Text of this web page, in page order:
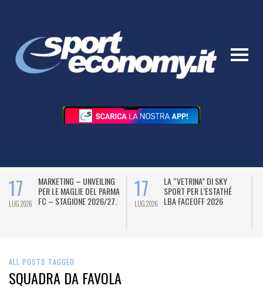
17
LUG 2026
MARKETING – UNVEILING
PER LE MAGLIE DEL PARMA
FC – STAGIONE 2026/27.
17
LUG 2026
LA “VETRINA” DI SKY
SPORT PER L’ESTATHÉ
LBA FACEOFF 2026
ALL POSTS TAGGED
SQUADRA DA FAVOLA